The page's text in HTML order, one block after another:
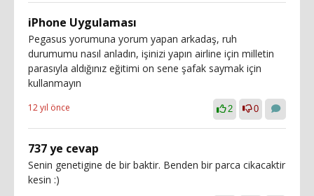
iPhone Uygulaması
Pegasus yorumuna yorum yapan arkadaş, ruh
durumumu nasıl anladın, işinizi yapın airline için milletin
parasıyla aldığınız eğitimi on sene şafak saymak için
kullanmayın
12 yıl önce 2 0
737 ye cevap
Senin genetigine de bir baktir. Benden bir parca cikacaktir
kesin :)